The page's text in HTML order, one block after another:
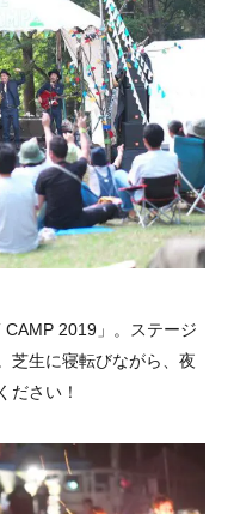
2019」。ステージ
芝生に寝転びながら、夜
ださい！